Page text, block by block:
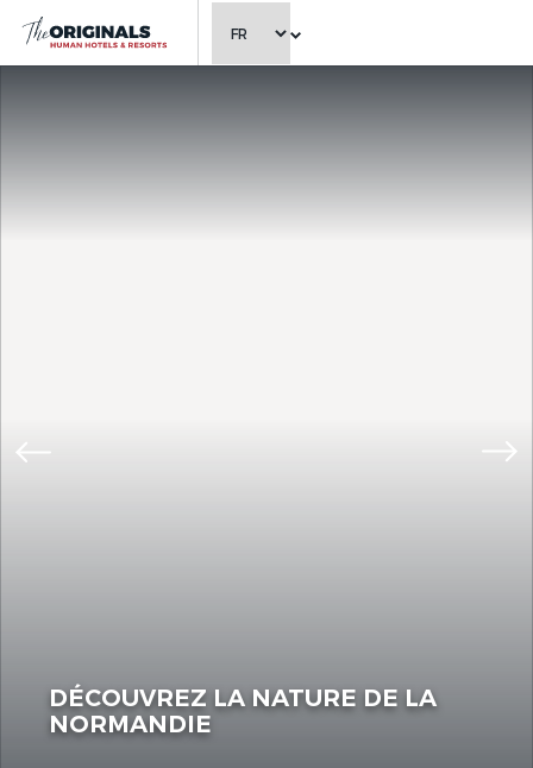
CHOISIR LA LANGUE
DÉCOUVREZ LA NATURE DE LA
NORMANDIE